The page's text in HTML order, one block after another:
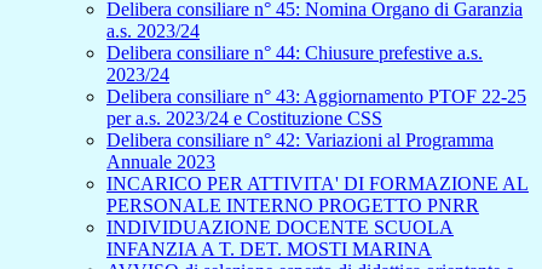
Delibera consiliare n° 45: Nomina Organo di Garanzia
a.s. 2023/24
Delibera consiliare n° 44: Chiusure prefestive a.s.
2023/24
Delibera consiliare n° 43: Aggiornamento PTOF 22-25
per a.s. 2023/24 e Costituzione CSS
Delibera consiliare n° 42: Variazioni al Programma
Annuale 2023
INCARICO PER ATTIVITA' DI FORMAZIONE AL
PERSONALE INTERNO PROGETTO PNRR
INDIVIDUAZIONE DOCENTE SCUOLA
INFANZIA A T. DET. MOSTI MARINA